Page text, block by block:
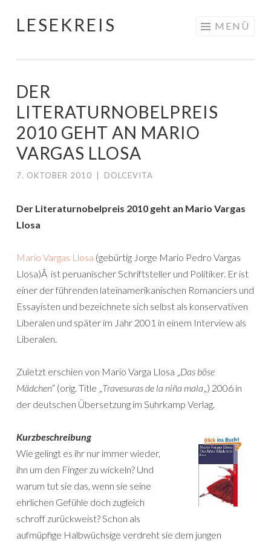
Springe
LESEKREIS MENÜ
DER
LITERATURNOBELPREIS
2010 GEHT AN MARIO
VARGAS LLOSA
7. OKTOBER 2010 DOLCEVITA
Der Literaturnobelpreis 2010 geht an Mario Vargas
Llosa
Mario Vargas Llosa (gebürtig Jorge Mario Pedro Vargas
Llosa)Â ist peruanischer Schriftsteller und Politiker. Er ist
einer der führenden lateinamerikanischen Romanciers und
Essayisten und bezeichnete sich selbst als konservativen
Liberalen und später im Jahr 2001 in einem Interview als
Liberalen.
Zuletzt erschien von Mario Varga Llosa „Das böse
Mädchen“ (orig. Title „Travesuras de la niña mala„) 2006 in
der deutschen Übersetzung im Suhrkamp Verlag.
Kurzbeschreibung
Wie gelingt es ihr nur immer wieder,
ihn um den Finger zu wickeln? Und
warum tut sie das, wenn sie seine
ehrlichen Gefühle doch zugleich
schroff zurückweist? Schon als
aufmüpfige Halbwüchsige verdreht sie dem jungen